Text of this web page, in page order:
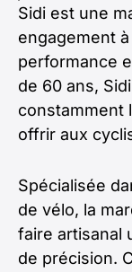
Sidi est une
engagement
performance
de 60 ans,
constamment
offrir aux
Spécialisée
de vélo, la
faire artisanal
de précision.